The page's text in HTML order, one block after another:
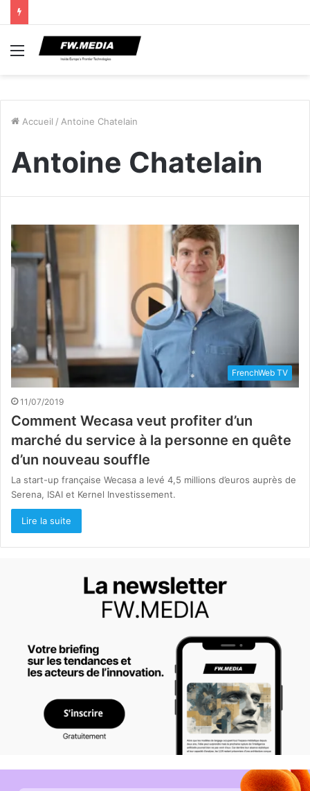
Menu
Accueil / Antoine Chatelain
Antoine Chatelain
FrenchWeb TV
11/07/2019
Comment Wecasa veut profiter d’un
marché du service à la personne en quête
d’un nouveau souffle
La start-up française Wecasa a levé 4,5 millions d’euros auprès de
Serena, ISAI et Kernel Investissement.
Lire la suite